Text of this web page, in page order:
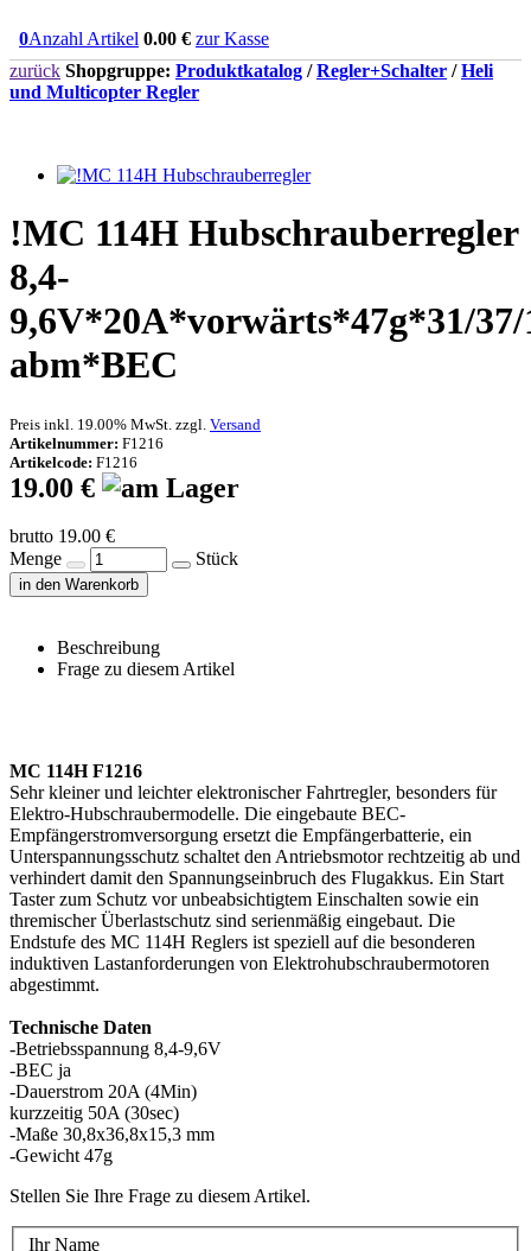
0Anzahl Artikel 0.00 € zur Kasse
zurück Shopgruppe: Produktkatalog /Regler+Schalter /Heli
und Multicopter Regler
!MC 114H Hubschrauberregler
8,4-
9,6V*20A*vorwärts*47g*31/
abm*BEC
Preis inkl. 19.00% MwSt. zzgl. Versand
Artikelnummer: F1216
Artikelcode: F1216
19.00 €
brutto 19.00 €
Menge
Stück
in den Warenkorb
Beschreibung
Frage zu diesem Artikel
MC 114H F1216
Sehr kleiner und leichter elektronischer Fahrtregler, besonders für
Elektro-Hubschraubermodelle. Die eingebaute BEC-
Empfängerstromversorgung ersetzt die Empfängerbatterie, ein
Unterspannungsschutz schaltet den Antriebsmotor rechtzeitig ab und
verhindert damit den Spannungseinbruch des Flugakkus. Ein Start
Taster zum Schutz vor unbeabsichtigtem Einschalten sowie ein
thremischer Überlastschutz sind serienmäßig eingebaut. Die
Endstufe des MC 114H Reglers ist speziell auf die besonderen
induktiven Lastanforderungen von Elektrohubschraubermotoren
abgestimmt.
Technische Daten
-Betriebsspannung 8,4-9,6V
-BEC ja
-Dauerstrom 20A (4Min)
kurzzeitig 50A (30sec)
-Maße 30,8x36,8x15,3 mm
-Gewicht 47g
Stellen Sie Ihre Frage zu diesem Artikel.
Ihr Name